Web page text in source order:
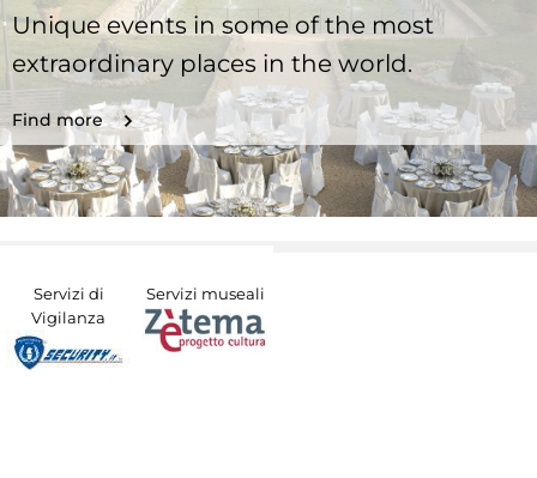
Unique events in some of the most
extraordinary places in the world.
Find more
Servizi di
Vigilanza
Servizi museali